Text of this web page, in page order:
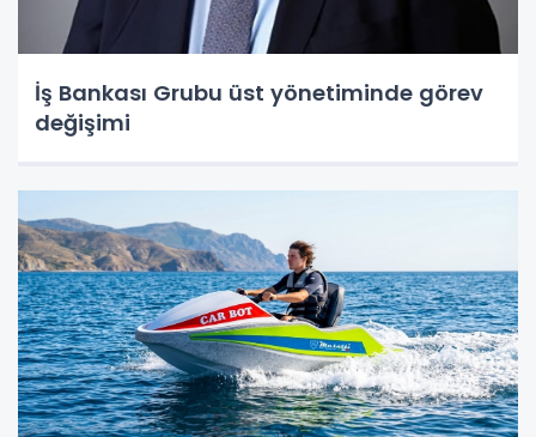
İş Bankası Grubu üst yönetiminde görev
değişimi